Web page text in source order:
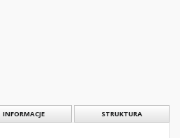
INFORMACJE STRUKTURA